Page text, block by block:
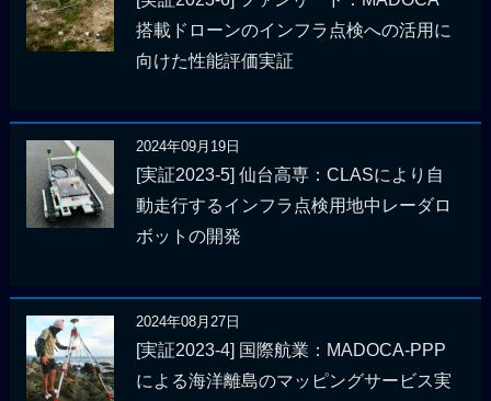
搭載ドローンのインフラ点検への活用に
向けた性能評価実証
2024年09月19日
[実証2023-5] 仙台高専：CLASにより自
動走行するインフラ点検用地中レーダロ
ボットの開発
2024年08月27日
[実証2023-4] 国際航業：MADOCA-PPP
による海洋離島のマッピングサービス実